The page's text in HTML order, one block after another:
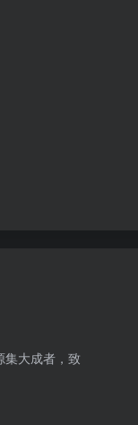
集大成者，致